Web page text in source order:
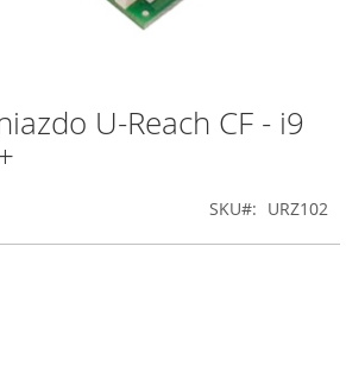
U-Reach CF - i9
SKU URZ102